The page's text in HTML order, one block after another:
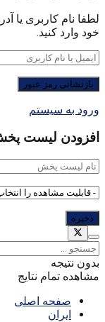
لطفا نام کاربری یا
خود وارد کنید.
ورود به سیستم
افزودن لیست
بدون نتیجه
مشاهده تمام نتایج
صفحه اصلی
ایران